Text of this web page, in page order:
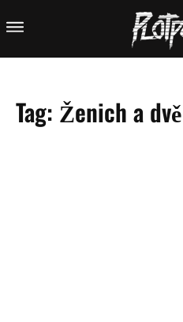
Tag: Ženich a